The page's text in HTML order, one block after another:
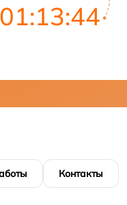
01:13:43
Контакты